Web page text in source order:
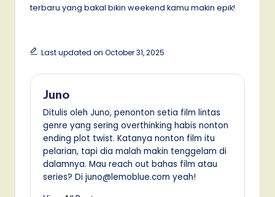
terbaru yang bakal bikin weekend kamu makin epik!
Last updated on October 31, 2025
Juno
Ditulis oleh Juno, penonton setia film lintas
genre yang sering overthinking habis nonton
ending plot twist. Katanya nonton film itu
pelarian, tapi dia malah makin tenggelam di
dalamnya. Mau reach out bahas film atau
series? Di juno@lemoblue.com yeah!